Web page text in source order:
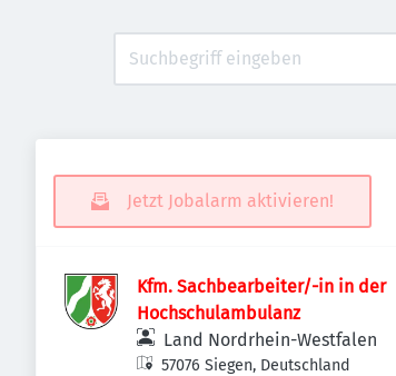
Jetzt Jobalarm aktivieren!
Kfm. Sachbearbeiter/-in in der
Hochschulambulanz
Land Nordrhein-Westfalen
57076 Siegen, Deutschland